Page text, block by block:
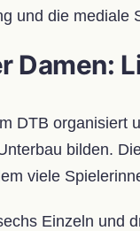
und die
Damen:
DTB
bilden.
viele
Einzeln und